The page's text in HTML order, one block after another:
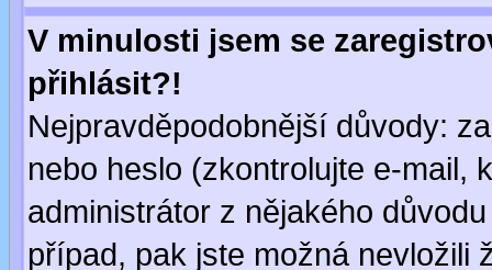
V minulosti jsem se
přihlásit?!
Nejpravděpodobnější důvody:
nebo heslo (zkontrolujte e-mail,
administrátor z nějakého
případ, pak jste možná nevložili